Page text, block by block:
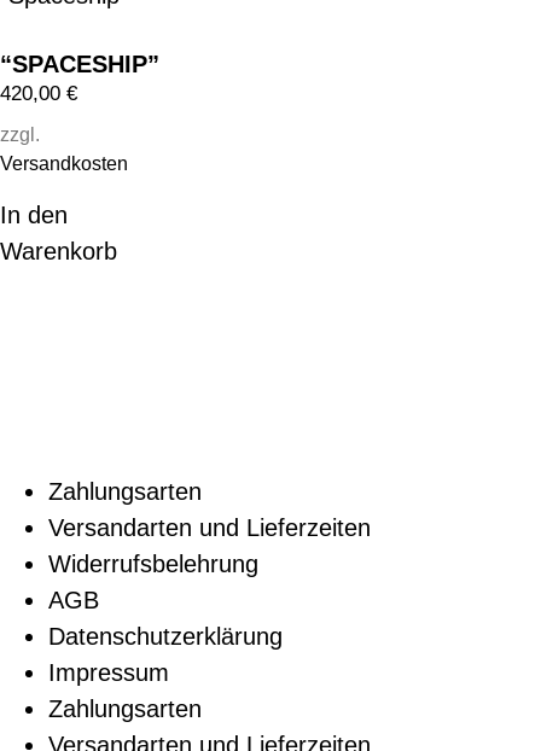
“SPACESHIP”
420,00 €
zzgl.
Versandkosten
In den
Warenkorb
Zahlungsarten
Versandarten und Lieferzeiten
Widerrufsbelehrung
AGB
Datenschutzerklärung
Impressum
Zahlungsarten
Versandarten und Lieferzeiten